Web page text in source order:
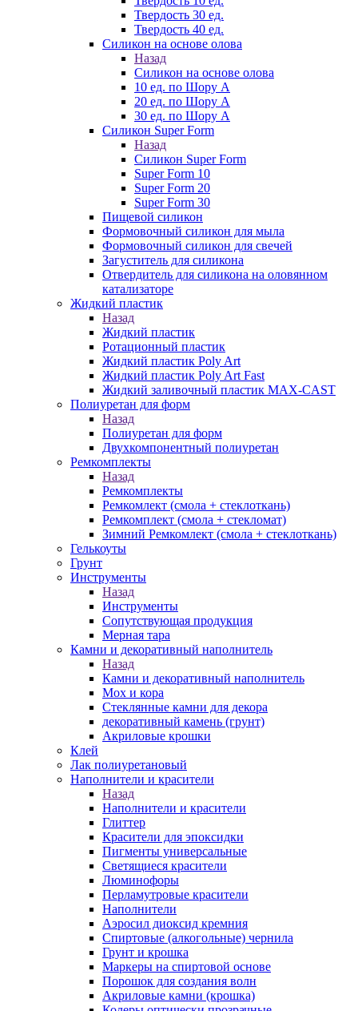
Твердость 30 ед.
Твердость 40 ед.
Силикон на основе олова
Назад
Силикон на основе олова
10 ед. по Шору А
20 ед. по Шору А
30 ед. по Шору А
Силикон Super Form
Назад
Силикон Super Form
Super Form 10
Super Form 20
Super Form 30
Пищевой силикон
Формовочный силикон для мыла
Формовочный силикон для свечей
Загуститель для силикона
Отвердитель для силикона на оловянном
катализаторе
Жидкий пластик
Назад
Жидкий пластик
Ротационный пластик
Жидкий пластик Poly Art
Жидкий пластик Poly Art Fast
Жидкий заливочный пластик MAX-CAST
Полиуретан для форм
Назад
Полиуретан для форм
Двухкомпонентный полиуретан
Ремкомплекты
Назад
Ремкомплекты
Ремкомлект (смола + стеклоткань)
Ремкомплект (смола + стекломат)
Зимний Ремкомлект (смола + стеклоткань)
Гелькоуты
Грунт
Инструменты
Назад
Инструменты
Сопутствующая продукция
Мерная тара
Камни и декоративный наполнитель
Назад
Камни и декоративный наполнитель
Мох и кора
Стеклянные камни для декора
декоративный камень (грунт)
Акриловые крошки
Клей
Лак полиуретановый
Наполнители и красители
Назад
Наполнители и красители
Глиттер
Красители для эпоксидки
Пигменты универсальные
Светящиеся красители
Люминофоры
Перламутровые красители
Наполнители
Аэросил диоксид кремния
Спиртовые (алкогольные) чернила
Грунт и крошка
Маркеры на спиртовой основе
Порошок для создания волн
Акриловые камни (крошка)